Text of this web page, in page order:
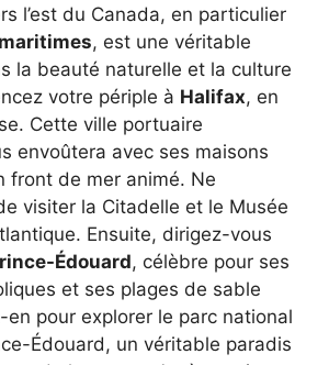
l’est du Canada, en particulier
, est une véritable
la beauté naturelle et la culture
votre périple à Halifax, en
Cette ville portuaire
envoûtera avec ses maisons
front de mer animé. Ne
visiter la Citadelle et le Musée
Ensuite, dirigez-vous
Édouard, célèbre pour ses
et ses plages de sable
en pour explorer le parc national
Édouard, un véritable paradis